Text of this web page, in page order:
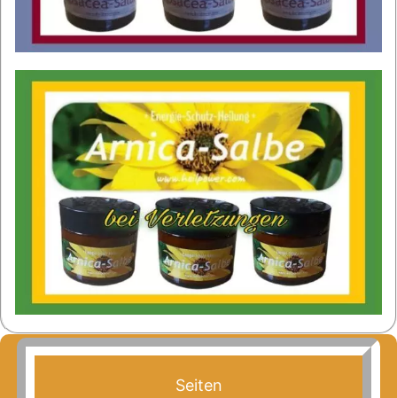
Seiten